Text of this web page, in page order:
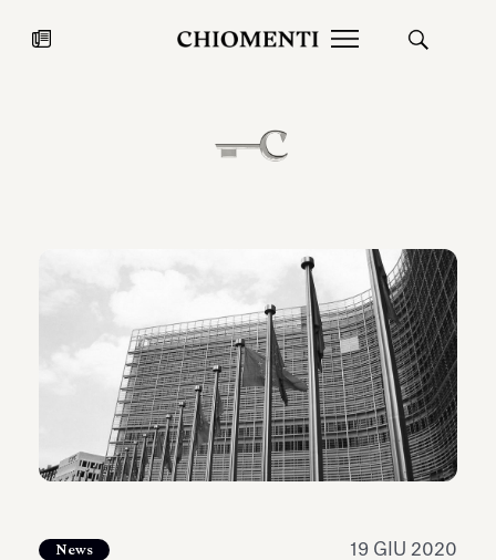
27 LUG 2026
Fondazione Torlonia inaugura la
mostra Marmora Romana
Torlonia
Chiomenti
EcoVadis
News 19 GIU 2020